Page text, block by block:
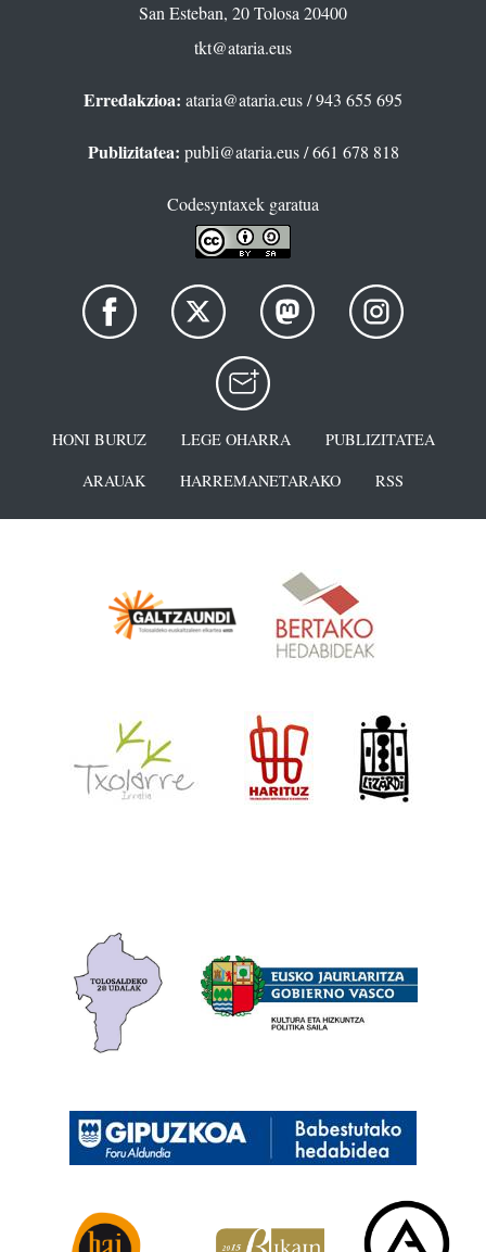
San Esteban, 20 Tolosa 20400
tkt@ataria.eus
Erredakzioa: ataria@ataria.eus/ 943 655 695
Publizitatea: publi@ataria.eus/ 661 678 818
Codesyntaxek garatua
HONI BURUZ LEGE OHARRA
PUBLIZITATEA
ARAUAK
HARREMANETARAKO RSS